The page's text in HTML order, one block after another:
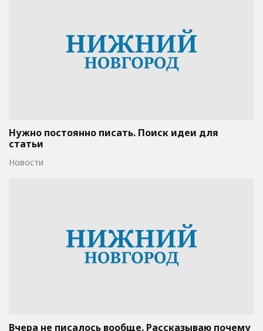
Нужно постоянно писать. Поиск идеи для
статьи
Новости
Вчера не писалось вообще. Рассказываю почему